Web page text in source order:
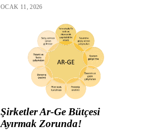
OCAK 11, 2026
Şirketler Ar-Ge Bütçesi
Ayırmak Zorunda!